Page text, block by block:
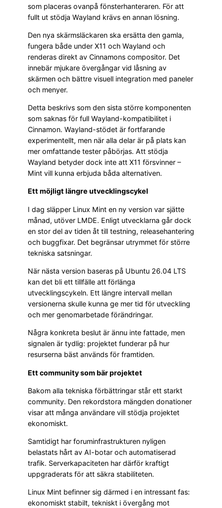
som placeras ovanpå fönsterhanteraren. För att
fullt ut stödja Wayland krävs en annan lösning.
Den nya skärmsläckaren ska ersätta den gamla,
fungera både under X11 och Wayland och
renderas direkt av Cinnamons compositor. Det
innebär mjukare övergångar vid låsning av
skärmen och bättre visuell integration med paneler
och menyer.
Detta beskrivs som den sista större komponenten
som saknas för full Wayland-kompatibilitet i
Cinnamon. Wayland-stödet är fortfarande
experimentellt, men när alla delar är på plats kan
mer omfattande tester påbörjas. Att stödja
Wayland betyder dock inte att X11 försvinner –
Mint vill kunna erbjuda båda alternativen.
Ett möjligt längre utvecklingscykel
I dag släpper Linux Mint en ny version var sjätte
månad, utöver LMDE. Enligt utvecklarna går dock
en stor del av tiden åt till testning, releasehantering
och buggfixar. Det begränsar utrymmet för större
tekniska satsningar.
När nästa version baseras på Ubuntu 26.04 LTS
kan det bli ett tillfälle att förlänga
utvecklingscykeln. Ett längre intervall mellan
versionerna skulle kunna ge mer tid för utveckling
och mer genomarbetade förändringar.
Några konkreta beslut är ännu inte fattade, men
signalen är tydlig: projektet funderar på hur
resurserna bäst används för framtiden.
Ett community som bär projektet
Bakom alla tekniska förbättringar står ett starkt
community. Den rekordstora mängden donationer
visar att många användare vill stödja projektet
ekonomiskt.
Samtidigt har foruminfrastrukturen nyligen
belastats hårt av AI-botar och automatiserad
trafik. Serverkapaciteten har därför kraftigt
uppgraderats för att säkra stabiliteten.
Linux Mint befinner sig därmed i en intressant fas:
ekonomiskt stabilt, tekniskt i övergång mot